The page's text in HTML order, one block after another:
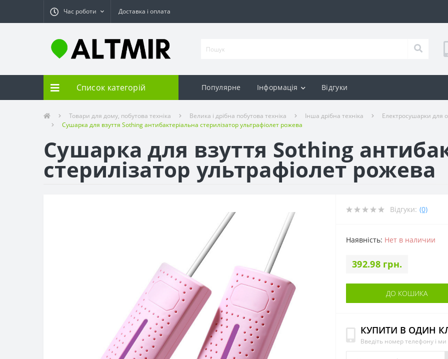
Час роботи Доставка і оплата
Список категорій Популярне Інформація Відгуки
Товари для дому, побутова техніка Велика і дрібна побутова техніка Інша дрібна техніка
Електросушарки для
Сушарка для взуття Sothing антибактеріальна стерилізатор ультрафіолет рожева
Сушарка для взуття Sothing
стерилізатор ультрафіолет рожева
Відгуки: (0)
Наявність: Нет в наличии
392.98 грн.
ДО КОШИКА
КУПИТИ В ОДИН
Введіть номер телефону і